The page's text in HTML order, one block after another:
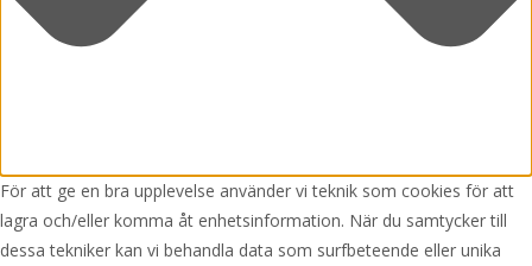
För att ge en bra upplevelse använder vi teknik som cookies för att
lagra och/eller komma åt enhetsinformation. När du samtycker till
dessa tekniker kan vi behandla data som surfbeteende eller unika